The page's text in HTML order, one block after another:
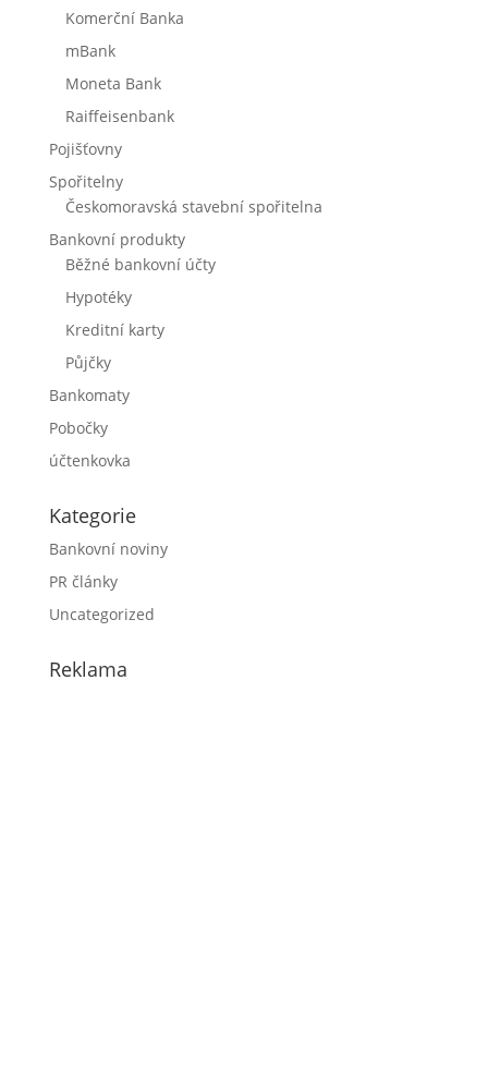
Komerční Banka
mBank
Moneta Bank
Raiffeisenbank
Pojišťovny
Spořitelny
Českomoravská stavební spořitelna
Bankovní produkty
Běžné bankovní účty
Hypotéky
Kreditní karty
Půjčky
Bankomaty
Pobočky
účtenkovka
Kategorie
Bankovní noviny
PR články
Uncategorized
Reklama